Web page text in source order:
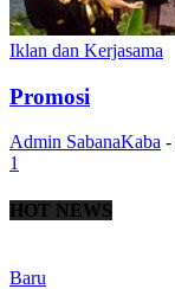
Iklan dan Kerjasama
Promosi
Admin SabanaKaba -
1
HOT NEWS
Baru